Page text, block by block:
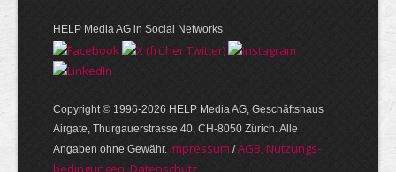
HELP Media AG in Social Networks
Copyright © 1996-2026 HELP Media AG, Geschäftshaus
Airgate, Thurgauer­strasse 40, CH-8050 Zürich. Alle
Angaben ohne Gewähr. Im­pres­sum /AGB, Nut­zungs­
bedin­gungen, Daten­schutz